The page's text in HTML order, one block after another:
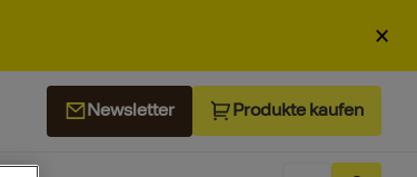
×
Newsletter Produkte kaufen